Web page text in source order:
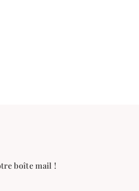
boîte mail !